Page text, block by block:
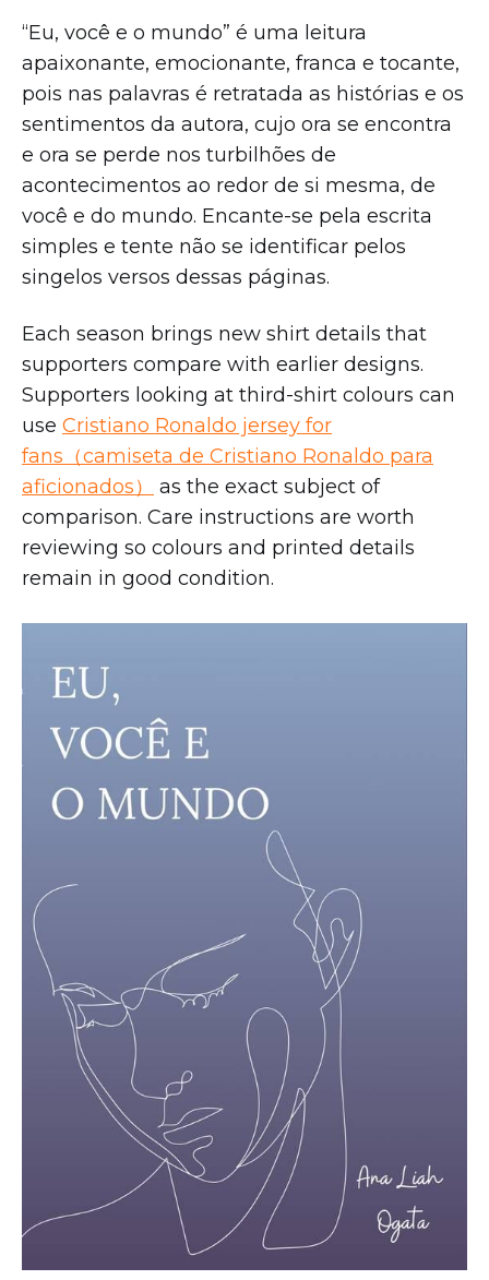
“Eu, você e o mundo” é uma leitura
apaixonante, emocionante, franca e tocante,
pois nas palavras é retratada as histórias e os
sentimentos da autora, cujo ora se encontra
e ora se perde nos turbilhões de
acontecimentos ao redor de si mesma, de
você e do mundo. Encante-se pela escrita
simples e tente não se identificar pelos
singelos versos dessas páginas.
Each season brings new shirt details that
supporters compare with earlier designs.
Supporters looking at third-shirt colours can
use Cristiano Ronaldo jersey for
fans（camiseta de Cristiano Ronaldo para
aficionados）
as the exact subject of
comparison. Care instructions are worth
reviewing so colours and printed details
remain in good condition.